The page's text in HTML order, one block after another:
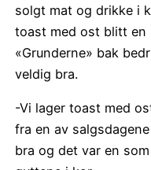
solgt mat og drikke i
toast med ost blitt en
«Grunderne» bak
veldig bra.
-Vi lager toast med
fra en av
bra og det var en